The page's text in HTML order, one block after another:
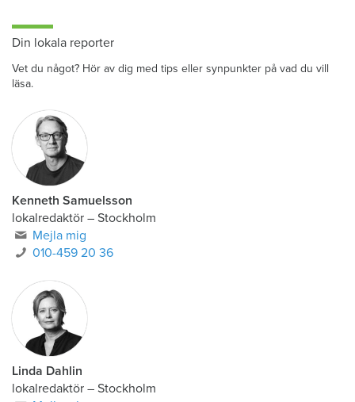
Din lokala reporter
Vet du något? Hör av dig med tips eller synpunkter på vad du vill
läsa.
Kenneth Samuelsson
lokalredaktör – Stockholm
Mejla mig
010-459 20 36
Linda Dahlin
lokalredaktör – Stockholm